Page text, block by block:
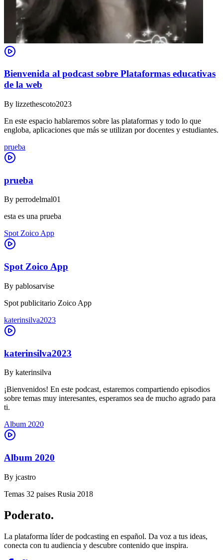
Bienvenida al podcast sobre Plataformas educativas
de la web
By lizzethescoto2023
En este espacio hablaremos sobre las plataformas y todo lo que
engloba, aplicaciones que más se utilizan por docentes y estudiantes.
prueba
prueba
By perrodelmal01
esta es una prueba
Spot Zoico App
Spot Zoico App
By pablosarvise
Spot publicitario Zoico App
katerinsilva2023
katerinsilva2023
By katerinsilva
¡Bienvenidos! En este podcast, estaremos compartiendo episodios
sobre temas muy interesantes, esperamos sea de mucho agrado para
ti.
Album 2020
Album 2020
By jcastro
Temas 32 paises Rusia 2018
Poderato.
La plataforma líder de podcasting en español. Da voz a tus ideas,
conecta con tu audiencia y descubre contenido que inspira.